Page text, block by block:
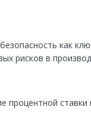
как
рисков в
процентной ставки